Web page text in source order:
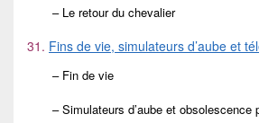
– Le retour du chevalier
31. Fins de vie, simulateurs d’aube et
– Fin de vie
– Simulateurs d’aube et obsolescence